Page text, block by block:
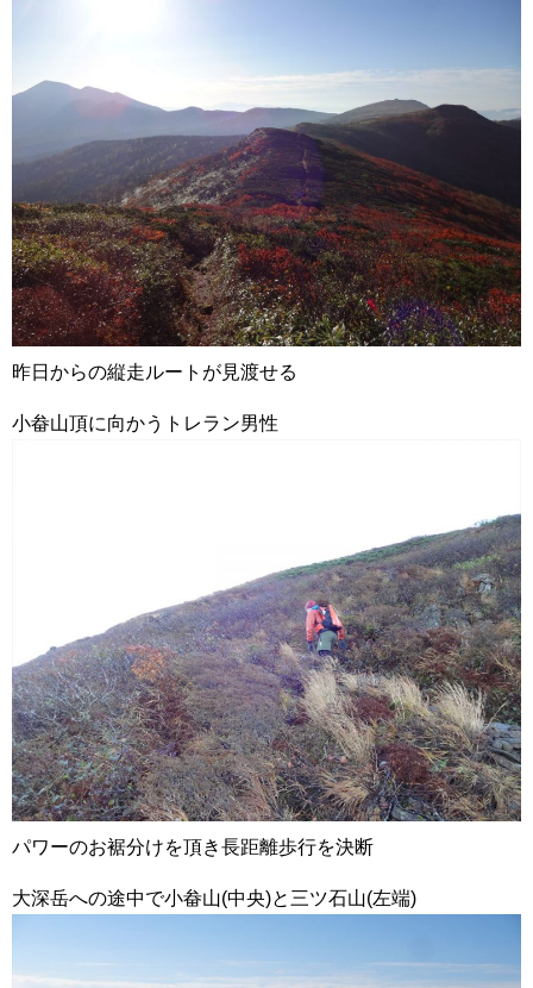
昨日からの縦走ルートが見渡せる
小畚山頂に向かうトレラン男性
パワーのお裾分けを頂き長距離歩行を決断
大深岳への途中で小畚山(中央)と三ツ石山(左端)